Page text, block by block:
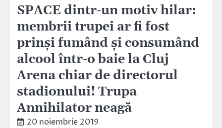
SPACE dintr-un motiv hilar:
membrii trupei ar fi fost
prinși fumând și consumând
alcool într-o baie la Cluj
Arena chiar de directorul
stadionului! Trupa
Annihilator neagă
20 noiembrie 2019